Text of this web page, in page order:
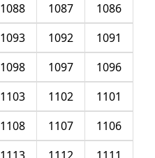
1086
1087
1088
1091
1092
1093
1096
1097
1098
1101
1102
1103
1106
1107
1108